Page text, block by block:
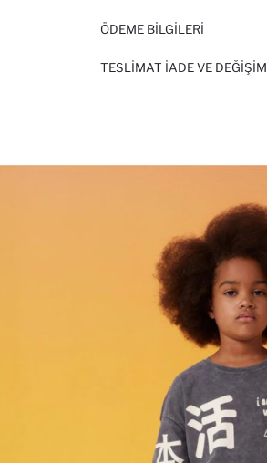
ÖDEME BİLGİLERİ
TESLIMAT İADE VE DEĞIŞIM